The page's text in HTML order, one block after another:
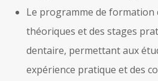
Le programme de formation
théoriques et des stages
dentaire, permettant aux
expérience pratique et des